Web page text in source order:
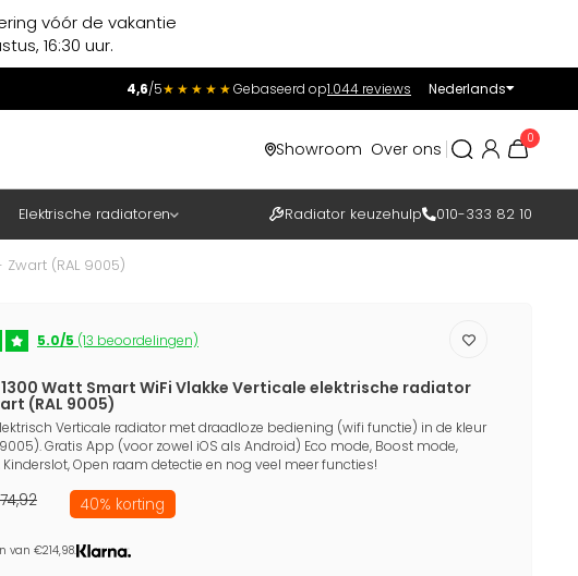
vóór de vakantie
16:30 uur.
4,6/5★★★★★Gebaseerd op1.044 reviews Nederlands
Showroom Over ons
0
Elektrische radiatoren Radiator keuzehulp 010-333 82 10
(RAL 9005)
5.0/5 (13 beoordelingen)
Watt Smart WiFi Vlakke Verticale elektrische radiator
(RAL 9005)
Verticale radiator met draadloze bediening (wifi functie) in de kleur
9005). Gratis App (voor zowel iOS als Android) Eco mode, Boost mode,
Open raam detectie en nog veel meer functies!
40% korting
van €214,98.